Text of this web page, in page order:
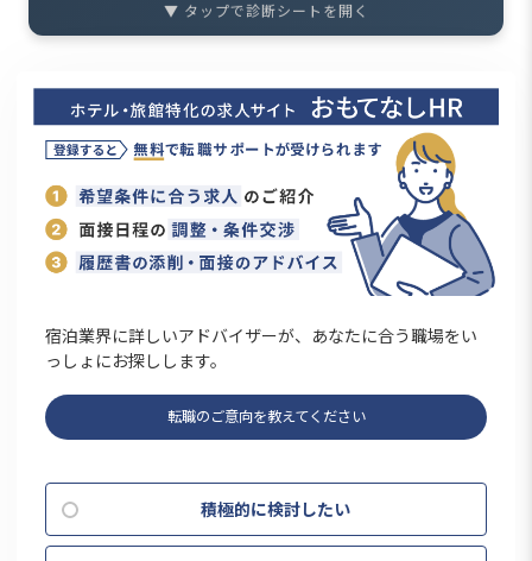
▼ タップで診断シートを開く
宿泊業界に詳しいアドバイザーが、あなたに合う職場をい
っしょにお探しします。
転職のご意向を教えてください
積極的に検討したい